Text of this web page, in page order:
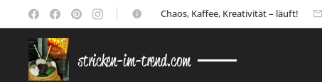
☕ Chaos, Kaffee, Kreativität – läuft!
stricken-im-trend.com